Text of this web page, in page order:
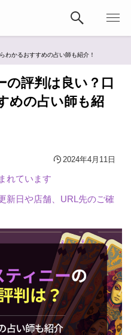
わかるおすすめの占い師も紹介！
の評判は良い？口
めの占い師も紹
2024年4月11日
れています
新日や店舗、URL先のご確